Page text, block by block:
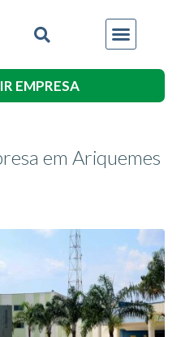
EMPRESA
em Ariquemes